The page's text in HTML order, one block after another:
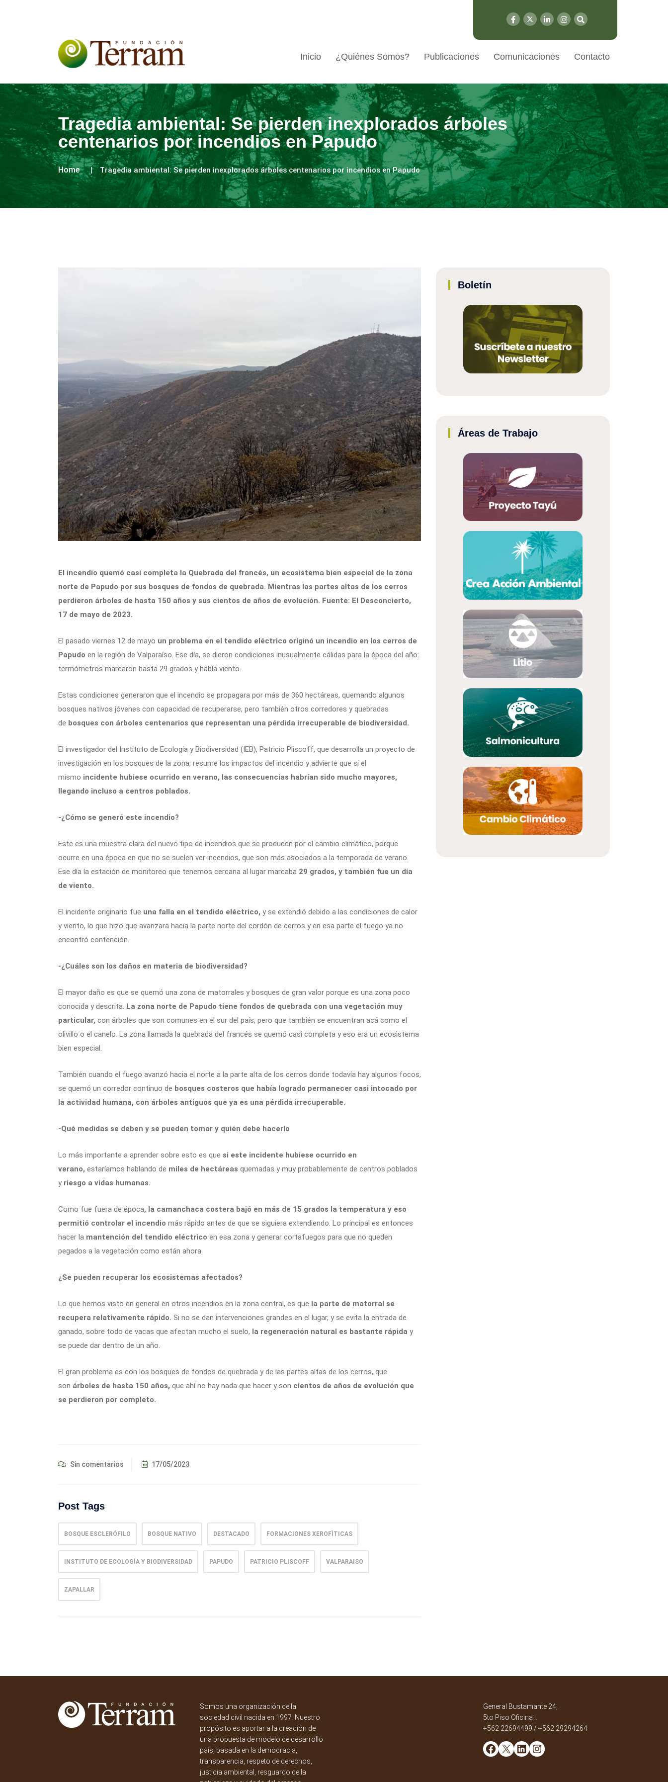
Inicio ¿Quiénes Somos? Publicaciones Comunicaciones Contacto
Tragedia ambiental: Se pierden inexplorados árboles
centenarios por incendios en Papudo
Home Tragedia ambiental: Se pierden inexplorados árboles centenarios por incendios en Papudo
El incendio quemó casi completa la Quebrada del francés, un ecosistema bien especial de la zona
norte de Papudo por sus bosques de fondos de quebrada. Mientras las partes altas de los cerros
perdieron árboles de hasta 150 años y sus cientos de años de evolución. Fuente: El Desconcierto,
17 de mayo de 2023.
El pasado viernes 12 de mayo un problema en el tendido eléctrico originó un incendio en los cerros de
Papudo en la región de Valparaíso. Ese día, se dieron condiciones inusualmente cálidas para la época del año:
termómetros marcaron hasta 29 grados y había viento.
Estas condiciones generaron que el incendio se propagara por más de 360 hectáreas, quemando algunos
bosques nativos jóvenes con capacidad de recuperarse, pero también otros corredores y quebradas
de bosques con árboles centenarios que representan una pérdida irrecuperable de biodiversidad.
El investigador del Instituto de Ecología y Biodiversidad (IEB), Patricio Pliscoff, que desarrolla un proyecto de
investigación en los bosques de la zona, resume los impactos del incendio y advierte que si el
mismo incidente hubiese ocurrido en verano, las consecuencias habrían sido mucho mayores,
llegando incluso a centros poblados.
-¿Cómo se generó este incendio?
Este es una muestra clara del nuevo tipo de incendios que se producen por el cambio climático, porque
ocurre en una época en que no se suelen ver incendios, que son más asociados a la temporada de verano.
Ese día la estación de monitoreo que tenemos cercana al lugar marcaba 29 grados, y también fue un día
de viento.
El incidente originario fue una falla en el tendido eléctrico, y se extendió debido a las condiciones de calor
y viento, lo que hizo que avanzara hacia la parte norte del cordón de cerros y en esa parte el fuego ya no
encontró contención.
-¿Cuáles son los daños en materia de biodiversidad?
El mayor daño es que se quemó una zona de matorrales y bosques de gran valor porque es una zona poco
conocida y descrita. La zona norte de Papudo tiene fondos de quebrada con una vegetación muy
particular, con árboles que son comunes en el sur del país, pero que también se encuentran acá como el
olivillo o el canelo. La zona llamada la quebrada del francés se quemó casi completa y eso era un ecosistema
bien especial.
También cuando el fuego avanzó hacia el norte a la parte alta de los cerros donde todavía hay algunos focos,
se quemó un corredor continuo de bosques costeros que había logrado permanecer casi intocado por
la actividad humana, con árboles antiguos que ya es una pérdida irrecuperable.
-Qué medidas se deben y se pueden tomar y quién debe hacerlo
Lo más importante a aprender sobre esto es que si este incidente hubiese ocurrido en
verano, estaríamos hablando de miles de hectáreas quemadas y muy probablemente de centros poblados
y riesgo a vidas humanas.
Como fue fuera de época, la camanchaca costera bajó en más de 15 grados la temperatura y eso
permitió controlar el incendio más rápido antes de que se siguiera extendiendo. Lo principal es entonces
hacer la mantención del tendido eléctrico en esa zona y generar cortafuegos para que no queden
pegados a la vegetación como están ahora.
¿Se pueden recuperar los ecosistemas afectados?
Lo que hemos visto en general en otros incendios en la zona central, es que la parte de matorral se
recupera relativamente rápido. Si no se dan intervenciones grandes en el lugar, y se evita la entrada de
ganado, sobre todo de vacas que afectan mucho el suelo, la regeneración natural es bastante rápida y
se puede dar dentro de un año.
El gran problema es con los bosques de fondos de quebrada y de las partes altas de los cerros, que
son árboles de hasta 150 años, que ahí no hay nada que hacer y son cientos de años de evolución que
se perdieron por completo.
Sin comentarios 17/05/2023
Post Tags
BOSQUE ESCLERÓFILO BOSQUE NATIVO DESTACADO FORMACIONES XEROFÌTICAS
INSTITUTO DE ECOLOGÍA Y BIODIVERSIDAD PAPUDO PATRICIO PLISCOFF VALPARAISO
ZAPALLAR
Boletín
Áreas de Trabajo
Somos una organización de la
sociedad civil nacida en 1997. Nuestro
propósito es aportar a la creación de
una propuesta de modelo de desarrollo
país, basada en la democracia,
transparencia, respeto de derechos,
justicia ambiental, resguardo de la
General Bustamante 24,
5to Piso Oficina i.
+562 22694499 / +562 29294264